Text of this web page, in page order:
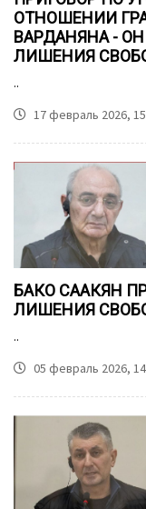
ОТНОШЕНИИ
ВАРДАНЯНА -
ЛИШЕНИЯ
..
17 февраль 2026,
БАКО СААКЯН
ЛИШЕНИЯ
..
05 февраль 2026,